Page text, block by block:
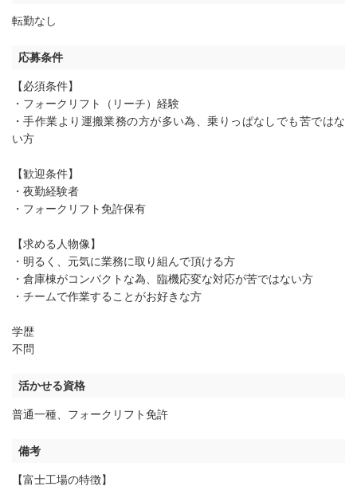
転勤なし
応募条件
【必須条件】
・フォークリフト（リーチ）経験
・手作業より運搬業務の方が多い為、乗りっぱなしでも苦ではな
い方
【歓迎条件】
・夜勤経験者
・フォークリフト免許保有
【求める人物像】
・明るく、元気に業務に取り組んで頂ける方
・倉庫棟がコンパクトな為、臨機応変な対応が苦ではない方
・チームで作業することがお好きな方
学歴
不問
活かせる資格
普通一種、 フォークリフト免許
備考
【富士工場の特徴】